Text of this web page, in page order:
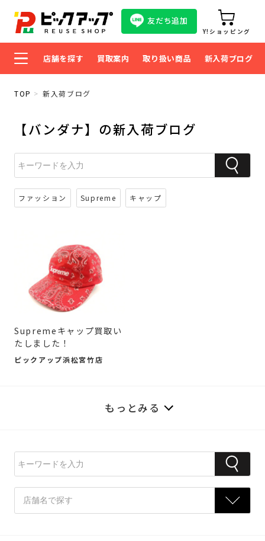
友だち追加
Y!ショッピング
店舗を探す 買取案内 取り扱い商品 新入荷ブログ
TOP 新入荷ブログ
【バンダナ】の新入荷ブログ
ファッション Supreme キャップ
Supremeキャップ買取い
たしました！
ピックアップ浜松宮竹店
もっとみる